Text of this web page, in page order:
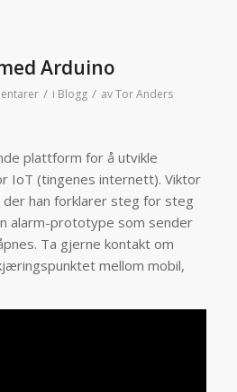
Arduino
/ i Blogg / avTor Anders
plattform for å utvikle
IoT (tingenes internett). Viktor
han forklarer steg for steg
alarm-prototype som sender
Ta gjerne kontakt om
mellom mobil,